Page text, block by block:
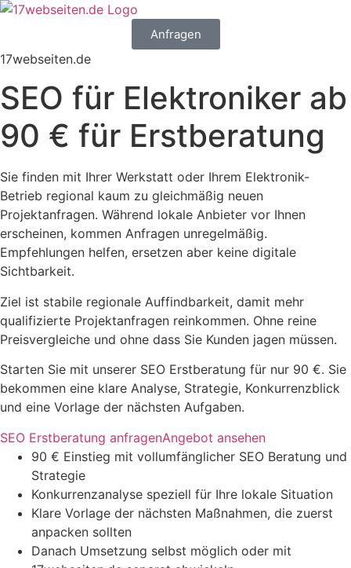
Anfragen
17webseiten.de
SEO für Elektroniker ab
90 € für Erstberatung
Sie finden mit Ihrer Werkstatt oder Ihrem Elektronik-
Betrieb regional kaum zu gleichmäßig neuen
Projektanfragen. Während lokale Anbieter vor Ihnen
erscheinen, kommen Anfragen unregelmäßig.
Empfehlungen helfen, ersetzen aber keine digitale
Sichtbarkeit.
Ziel ist stabile regionale Auffindbarkeit, damit mehr
qualifizierte Projektanfragen reinkommen. Ohne reine
Preisvergleiche und ohne dass Sie Kunden jagen müssen.
Starten Sie mit unserer SEO Erstberatung für nur 90 €. Sie
bekommen eine klare Analyse, Strategie, Konkurrenzblick
und eine Vorlage der nächsten Aufgaben.
SEO Erstberatung anfragenAngebot ansehen
90 € Einstieg mit vollumfänglicher SEO Beratung und
Strategie
Konkurrenzanalyse speziell für Ihre lokale Situation
Klare Vorlage der nächsten Maßnahmen, die zuerst
anpacken sollten
Danach Umsetzung selbst möglich oder mit